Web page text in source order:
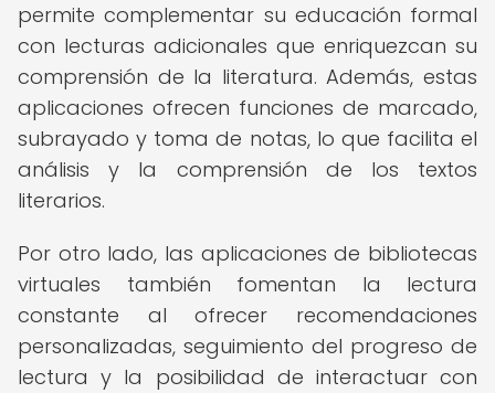
permite complementar su educación formal
con lecturas adicionales que enriquezcan su
comprensión de la literatura. Además, estas
aplicaciones ofrecen funciones de marcado,
subrayado y toma de notas, lo que facilita el
análisis y la comprensión de los textos
literarios.
Por otro lado, las aplicaciones de bibliotecas
virtuales también fomentan la lectura
constante al ofrecer recomendaciones
personalizadas, seguimiento del progreso de
lectura y la posibilidad de interactuar con